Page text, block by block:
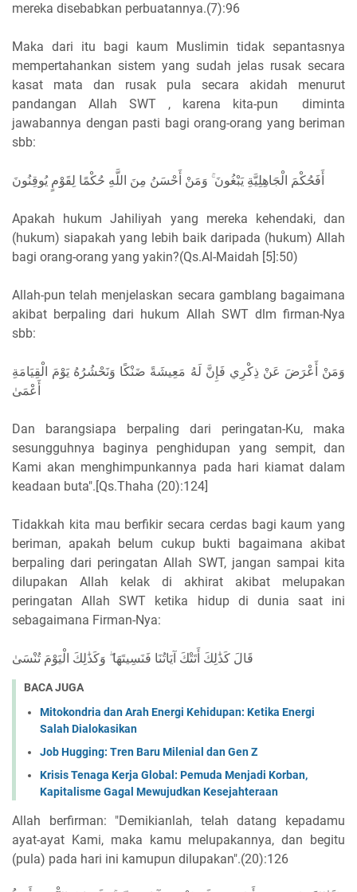
mereka disebabkan perbuatannya.(7):96
Maka dari itu bagi kaum Muslimin tidak sepantasnya
mempertahankan sistem yang sudah jelas rusak secara
kasat mata dan rusak pula secara akidah menurut
pandangan Allah SWT , karena kita-pun diminta
jawabannya dengan pasti bagi orang-orang yang beriman
sbb:
ﺃَﻓَﺤُﻜْﻢَ ﺍﻟْﺠَﺎﻫِﻠِﻴَّﺔِ ﻳَﺒْﻐُﻮﻥَ ۚ ﻭَﻣَﻦْ ﺃَﺣْﺴَﻦُ ﻣِﻦَ ﺍﻟﻠَّﻪِ ﺣُﻜْﻤًﺎ ﻟِﻘَﻮْﻡٍ ﻳُﻮﻗِﻨُﻮﻥَ
Apakah hukum Jahiliyah yang mereka kehendaki, dan
(hukum) siapakah yang lebih baik daripada (hukum) Allah
bagi orang-orang yang yakin?(Qs.Al-Maidah [5]:50)
Allah-pun telah menjelaskan secara gamblang bagaimana
akibat berpaling dari hukum Allah SWT dlm firman-Nya
sbb:
ﻭَﻣَﻦْ ﺃَﻋْﺮَﺽَ ﻋَﻦْ ﺫِﻛْﺮِﻱ ﻓَﺈِﻥَّ ﻟَﻪُ ﻣَﻌِﻴﺸَﺔً ﺿَﻨْﻜًﺎ ﻭَﻧَﺤْﺸُﺮُﻩُ ﻳَﻮْﻡَ ﺍﻟْﻘِﻴَﺎﻣَﺔِ
ﺃَﻋْﻤَﻰٰ
Dan barangsiapa berpaling dari peringatan-Ku, maka
sesungguhnya baginya penghidupan yang sempit, dan
Kami akan menghimpunkannya pada hari kiamat dalam
keadaan buta".[Qs.Thaha (20):124]
Tidakkah kita mau berfikir secara cerdas bagi kaum yang
beriman, apakah belum cukup bukti bagaimana akibat
berpaling dari peringatan Allah SWT, jangan sampai kita
dilupakan Allah kelak di akhirat akibat melupakan
peringatan Allah SWT ketika hidup di dunia saat ini
sebagaimana Firman-Nya:
ﻗَﺎﻝَ ﻛَﺬَٰﻟِﻚَ ﺃَﺗَﺘْﻚَ ﺁﻳَﺎﺗُﻨَﺎ ﻓَﻨَﺴِﻴﺘَﻬَﺎ ۖ ﻭَﻛَﺬَٰﻟِﻚَ ﺍﻟْﻴَﻮْﻡَ ﺗُﻨْﺴَﻰٰ
BACA JUGA
Mitokondria dan Arah Energi Kehidupan: Ketika Energi
Salah Dialokasikan
Job Hugging: Tren Baru Milenial dan Gen Z
Krisis Tenaga Kerja Global: Pemuda Menjadi Korban,
Kapitalisme Gagal Mewujudkan Kesejahteraan
Allah berfirman: "Demikianlah, telah datang kepadamu
ayat-ayat Kami, maka kamu melupakannya, dan begitu
(pula) pada hari ini kamupun dilupakan".(20):126